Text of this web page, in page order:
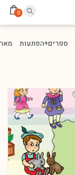
0
ספרים+הפתעות